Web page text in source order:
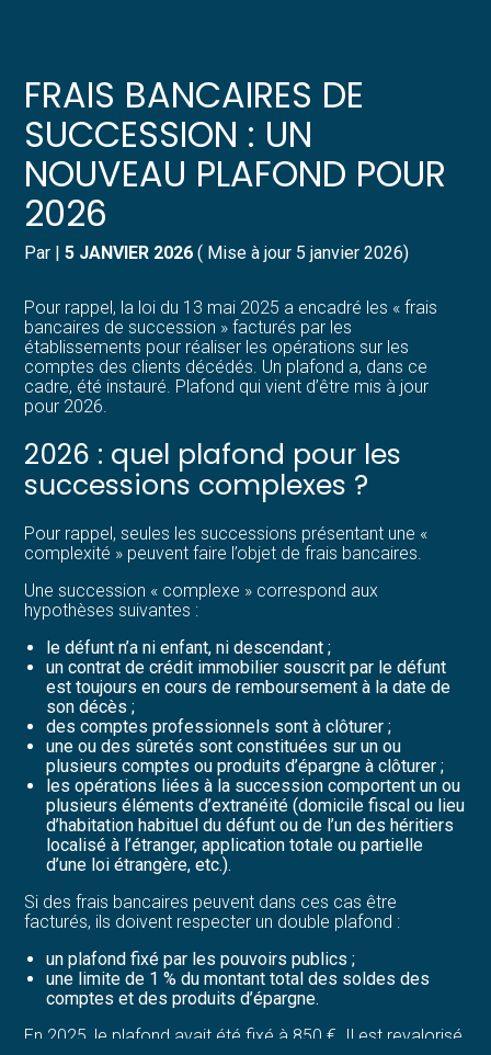
Gérer votre quotidien
Piloter votre entreprise
Développer votre entreprise
Structurer votre croissance
Être prêt pour la facturation
électronique
Suivre votre comptabilité
Gérer vos ressources humaines
Dématérialiser vos documents
FRAIS BANCAIRES DE
SUCCESSION : UN
NOUVEAU PLAFOND POUR
2026
Par |5 JANVIER 2026 ( Mise à jour 5 janvier 2026)
Pour rappel, la loi du 13 mai 2025 a encadré les « frais
bancaires de succession » facturés par les
établissements pour réaliser les opérations sur les
comptes des clients décédés. Un plafond a, dans ce
cadre, été instauré. Plafond qui vient d’être mis à jour
pour 2026.
2026 : quel plafond pour les
successions complexes ?
Pour rappel, seules les successions présentant une «
complexité » peuvent faire l’objet de frais bancaires.
Une succession « complexe » correspond aux
hypothèses suivantes :
le défunt n’a ni enfant, ni descendant ;
un contrat de crédit immobilier souscrit par le défunt
est toujours en cours de remboursement à la date de
son décès ;
des comptes professionnels sont à clôturer ;
une ou des sûretés sont constituées sur un ou
plusieurs comptes ou produits d’épargne à clôturer ;
les opérations liées à la succession comportent un ou
plusieurs éléments d’extranéité (domicile fiscal ou lieu
d’habitation habituel du défunt ou de l’un des héritiers
localisé à l’étranger, application totale ou partielle
d’une loi étrangère, etc.).
Si des frais bancaires peuvent dans ces cas être
facturés, ils doivent respecter un double plafond :
un plafond fixé par les pouvoirs publics ;
une limite de 1 % du montant total des soldes des
comptes et des produits d’épargne.
En 2025, le plafond avait été fixé à 850 €. Il est revalorisé